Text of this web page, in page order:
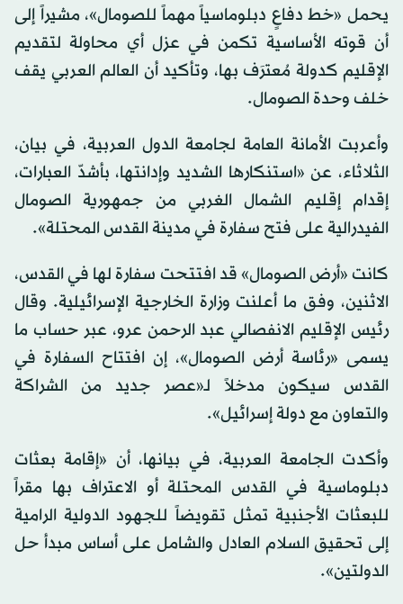
يحمل «خط دفاعٍ دبلوماسياً مهماً للصومال»، مشيراً إلى
أن قوته الأساسية تكمن في عزل أي محاولة لتقديم
الإقليم كدولة مُعترَف بها، وتأكيد أن العالم العربي يقف
خلف وحدة الصومال.
وأعربت الأمانة العامة لجامعة الدول العربية، في بيان،
الثلاثاء، عن «استنكارها الشديد وإدانتها، بأشدّ العبارات،
إقدام إقليم الشمال الغربي من جمهورية الصومال
الفيدرالية على فتح سفارة في مدينة القدس المحتلة».
كانت «أرض الصومال» قد افتتحت سفارة لها في القدس،
الاثنين، وفق ما أعلنت وزارة الخارجية الإسرائيلية. وقال
رئيس الإقليم الانفصالي عبد الرحمن عرو، عبر حساب ما
يسمى «رئاسة أرض الصومال»، إن افتتاح السفارة في
القدس سيكون مدخلاً لـ«عصر جديد من الشراكة
والتعاون مع دولة إسرائيل».
وأكدت الجامعة العربية، في بيانها، أن «إقامة بعثات
دبلوماسية في القدس المحتلة أو الاعتراف بها مقراً
للبعثات الأجنبية تمثل تقويضاً للجهود الدولية الرامية
إلى تحقيق السلام العادل والشامل على أساس مبدأ حل
الدولتين».